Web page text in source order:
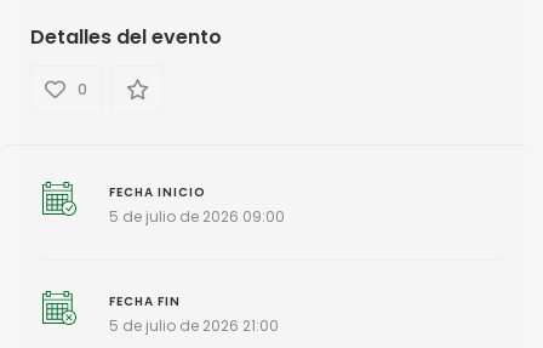
Detalles del evento
0
FECHA INICIO
5 de julio de 2026 09:00
FECHA FIN
5 de julio de 2026 21:00